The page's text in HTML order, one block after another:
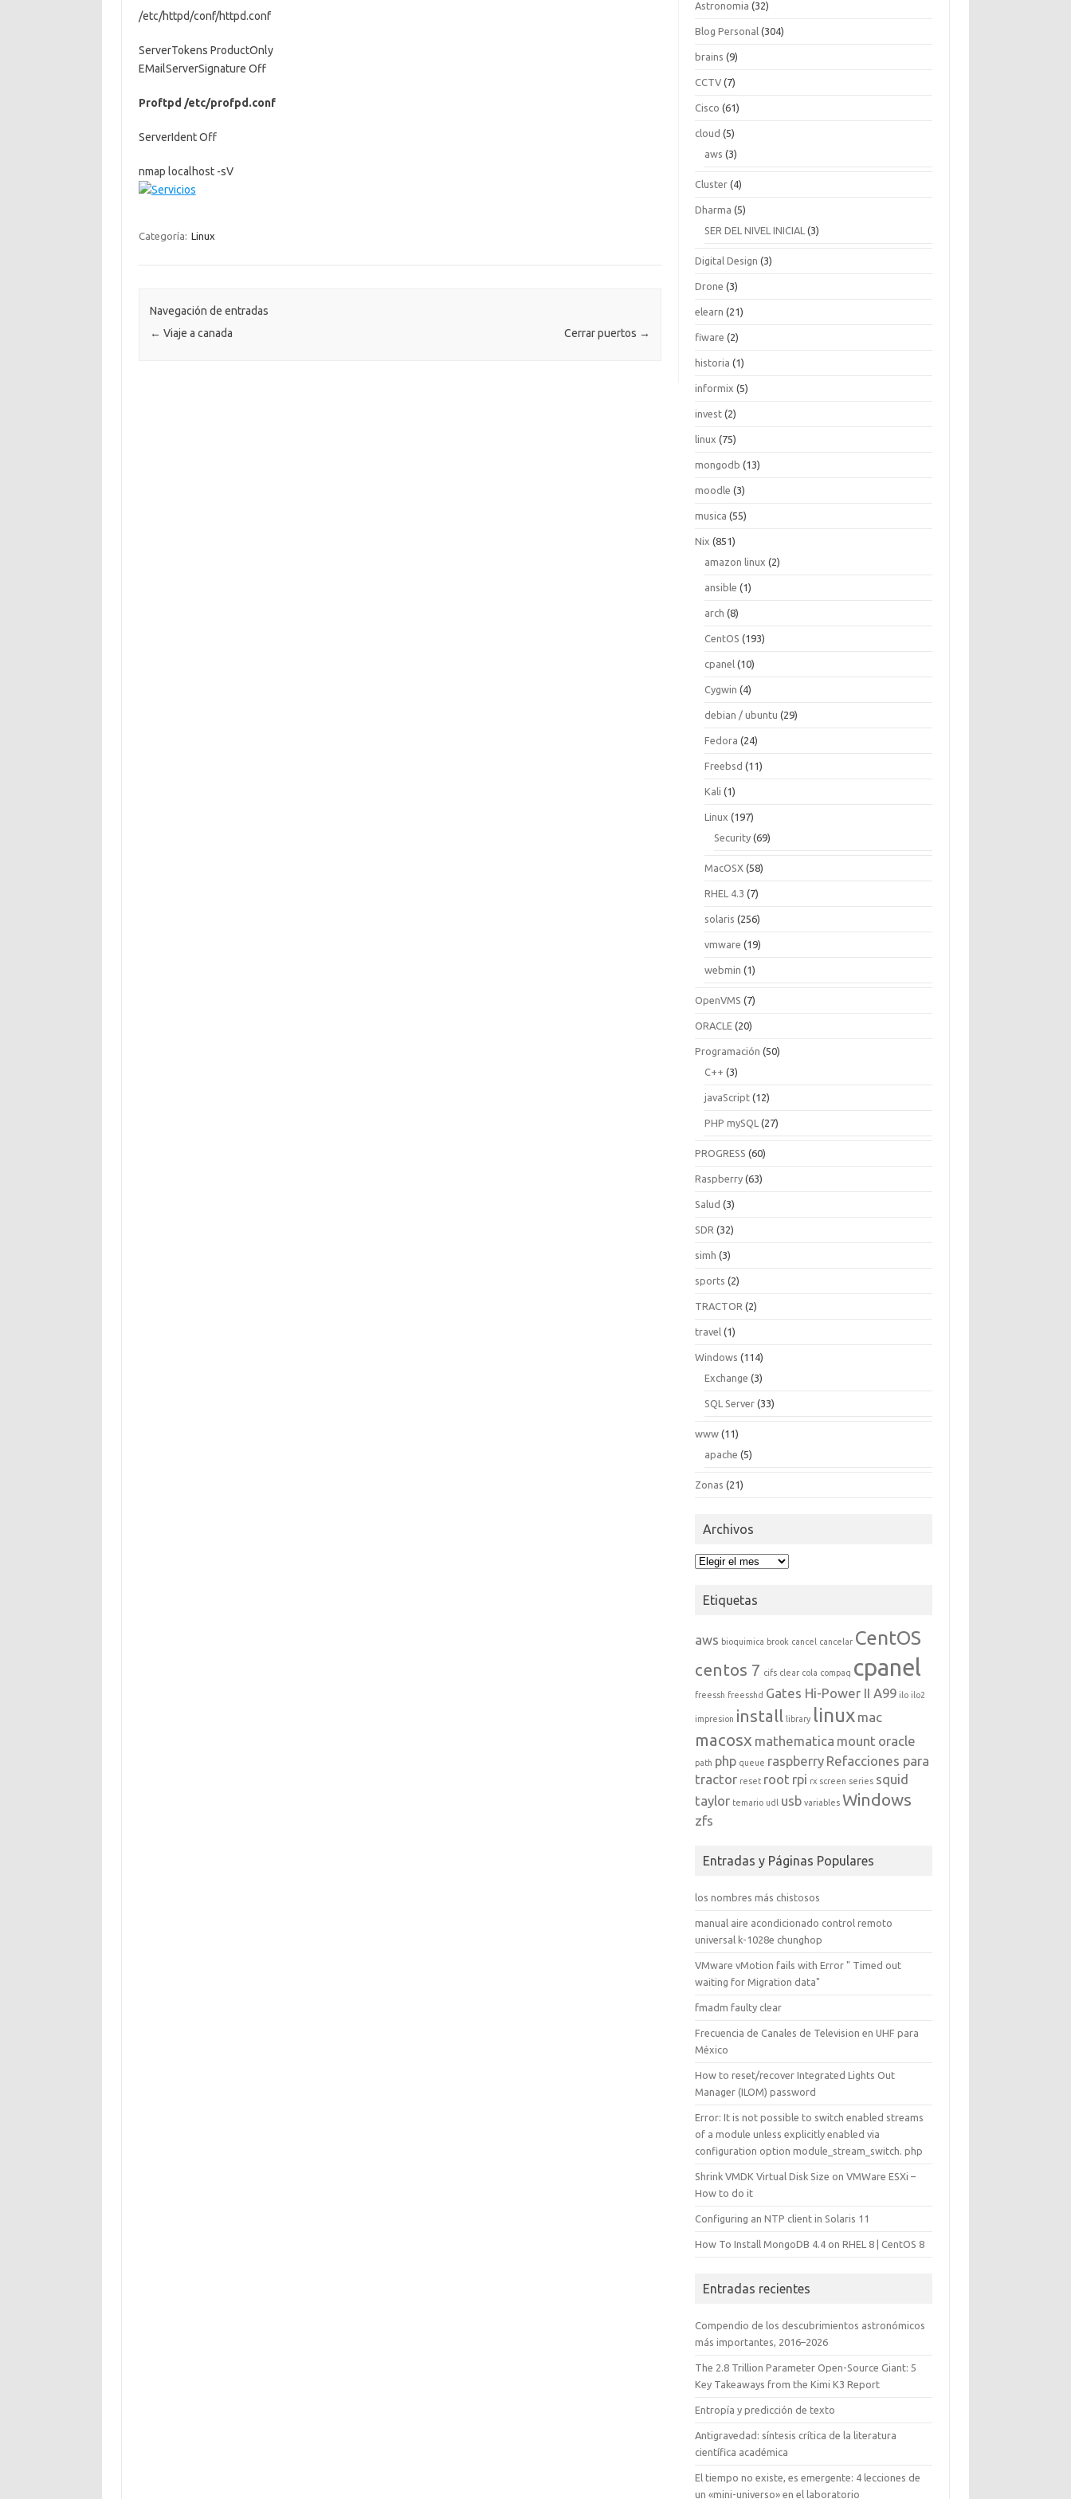
/etc/httpd/conf/httpd.conf
ServerTokens ProductOnly
EMailServerSignature Off
Proftpd /etc/profpd.conf
ServerIdent Off
nmap localhost -sV
Categoría: Linux
Navegación de entradas
← Viaje a canada Cerrar puertos →
Astronomia (32)
Blog Personal (304)
brains (9)
CCTV (7)
Cisco (61)
cloud (5)
aws (3)
Cluster (4)
Dharma (5)
SER DEL NIVEL INICIAL (3)
Digital Design (3)
Drone (3)
elearn (21)
fiware (2)
historia (1)
informix (5)
invest (2)
linux (75)
mongodb (13)
moodle (3)
musica (55)
Nix (851)
amazon linux (2)
ansible (1)
arch (8)
CentOS (193)
cpanel (10)
Cygwin (4)
debian / ubuntu (29)
Fedora (24)
Freebsd (11)
Kali (1)
Linux (197)
Security (69)
MacOSX (58)
RHEL 4.3 (7)
solaris (256)
vmware (19)
webmin (1)
OpenVMS (7)
ORACLE (20)
Programación (50)
C++ (3)
javaScript (12)
PHP mySQL (27)
PROGRESS (60)
Raspberry (63)
Salud (3)
SDR (32)
simh (3)
sports (2)
TRACTOR (2)
travel (1)
Windows (114)
Exchange (3)
SQL Server (33)
www (11)
apache (5)
Zonas (21)
Archivos
Archivos
Etiquetas
aws bioquimica brook cancel cancelar CentOS
centos 7 cifs clear cola compaq cpanel
freessh freesshd Gates Hi-Power II A99 ilo ilo2
impresion install library linux mac
macosx mathematica mount oracle
path php queue raspberry Refacciones para
tractor reset root rpi rx screen series squid
taylor temario udl usb variables Windows
zfs
Entradas y Páginas Populares
los nombres más chistosos
manual aire acondicionado control remoto
universal k-1028e chunghop
VMware vMotion fails with Error " Timed out
waiting for Migration data"
fmadm faulty clear
Frecuencia de Canales de Television en UHF para
México
How to reset/recover Integrated Lights Out
Manager (ILOM) password
Error: It is not possible to switch enabled streams
of a module unless explicitly enabled via
configuration option module_stream_switch. php
Shrink VMDK Virtual Disk Size on VMWare ESXi –
How to do it
Configuring an NTP client in Solaris 11
How To Install MongoDB 4.4 on RHEL 8 | CentOS 8
Entradas recientes
Compendio de los descubrimientos astronómicos
más importantes, 2016–2026
The 2.8 Trillion Parameter Open-Source Giant: 5
Key Takeaways from the Kimi K3 Report
Entropía y predicción de texto
Antigravedad: síntesis crítica de la literatura
científica académica
El tiempo no existe, es emergente: 4 lecciones de
un «mini-universo» en el laboratorio